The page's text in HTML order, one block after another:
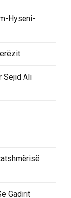
Hyseni-
Sejid Ali
Gadirit